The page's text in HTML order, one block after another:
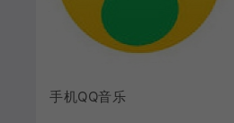
手机QQ音乐